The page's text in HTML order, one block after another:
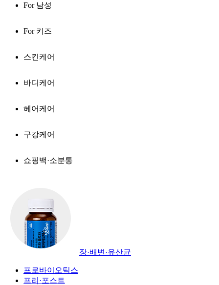
For 남성
For 키즈
스킨케어
바디케어
헤어케어
구강케어
쇼핑백·소분통
장·배변·유산균
프로바이오틱스
프리·포스트